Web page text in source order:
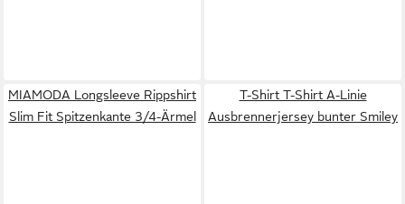
MIAMODA Longsleeve Rippshirt
Slim Fit Spitzenkante 3/4-Ärmel
T-Shirt T-Shirt A-Linie
Ausbrennerjersey bunter Smiley